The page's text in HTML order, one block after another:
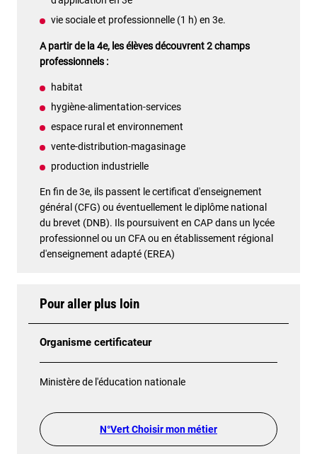
vie sociale et professionnelle (1 h) en 3e.
A partir de la 4e, les élèves découvrent 2 champs
professionnels :
habitat
hygiène-alimentation-services
espace rural et environnement
vente-distribution-magasinage
production industrielle
En fin de 3e, ils passent le certificat d'enseignement
général (CFG) ou éventuellement le diplôme national
du brevet (DNB). Ils poursuivent en CAP dans un lycée
professionnel ou un CFA ou en établissement régional
d'enseignement adapté (EREA)
Pour aller plus loin
Organisme certificateur
Ministère de l'éducation nationale
N°Vert Choisir mon métier